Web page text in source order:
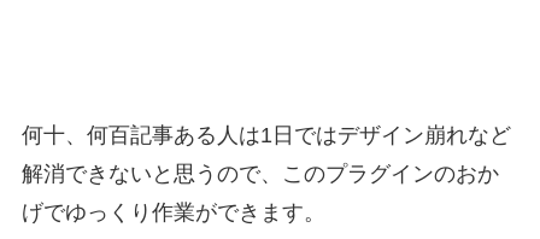
何十、何百記事ある人は1日ではデザイン崩れなど
解消できないと思うので、このプラグインのおか
げでゆっくり作業ができます。